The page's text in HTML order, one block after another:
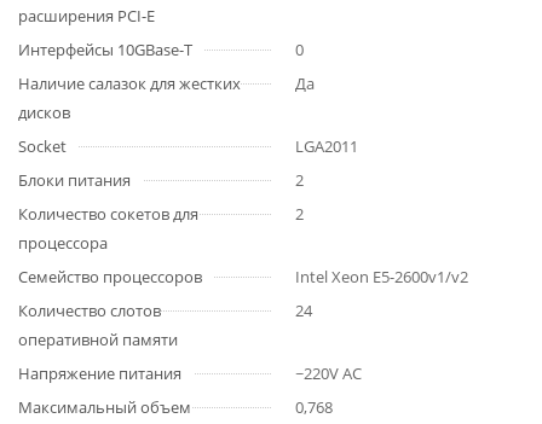
расширения PCI-E
Интерфейсы 10GBase-T
0
Наличие салазок для жестких
дисков
Да
Socket
LGA2011
Блоки питания
2
Количество сокетов для
процессора
2
Семейство процессоров
Intel Xeon E5-2600v1/v2
Количество слотов
оперативной памяти
24
Напряжение питания
~220V AC
Максимальный объем
0,768